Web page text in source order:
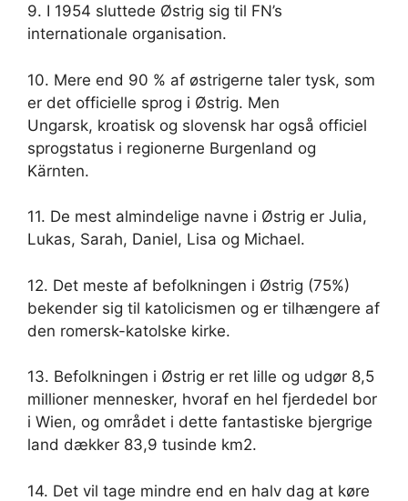
9. I 1954 sluttede Østrig sig til FN’s
internationale organisation.
10. Mere end 90 % af østrigerne taler tysk, som
er det officielle sprog i Østrig. Men
Ungarsk, kroatisk og slovensk har også officiel
sprogstatus i regionerne Burgenland og
Kärnten.
11. De mest almindelige navne i Østrig er Julia,
Lukas, Sarah, Daniel, Lisa og Michael.
12. Det meste af befolkningen i Østrig (75%)
bekender sig til katolicismen og er tilhængere af
den romersk-katolske kirke.
13. Befolkningen i Østrig er ret lille og udgør 8,5
millioner mennesker, hvoraf en hel fjerdedel bor
i Wien, og området i dette fantastiske bjergrige
land dækker 83,9 tusinde km2.
14. Det vil tage mindre end en halv dag at køre